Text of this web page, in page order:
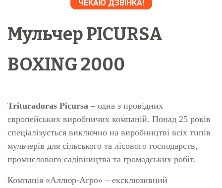
Мульчер PICURSA
BOXING 2000
Trituradoras Picursa – одна з провідних
європейських виробничих компаній. Понад 25 років
спеціалізується виключно на виробництві всіх типів
мульчерів для сільського та лісового господарств,
промислового садівництва та громадських робіт.
Компанія «Аллюр-Агро» – ексклюзивний